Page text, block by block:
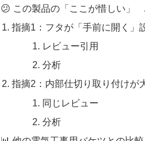
😕 この製品の「ここが惜しい」
指摘1：フタが「手前に開く」
レビュー引用
分析
指摘2：内部仕切り取り付けが
同じレビュー
分析